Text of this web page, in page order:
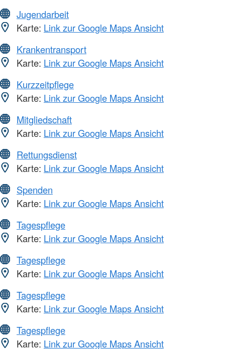
Jugendarbeit
Karte: Link zur Google Maps Ansicht
Krankentransport
Karte: Link zur Google Maps Ansicht
Kurzzeitpflege
Karte: Link zur Google Maps Ansicht
Mitgliedschaft
Karte: Link zur Google Maps Ansicht
Rettungsdienst
Karte: Link zur Google Maps Ansicht
Spenden
Karte: Link zur Google Maps Ansicht
Tagespflege
Karte: Link zur Google Maps Ansicht
Tagespflege
Karte: Link zur Google Maps Ansicht
Tagespflege
Karte: Link zur Google Maps Ansicht
Tagespflege
Karte: Link zur Google Maps Ansicht